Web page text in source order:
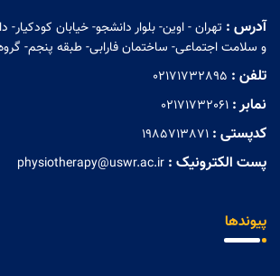
آدرس : تهران - اوین- بلوار دانشجو- خیابان
و سلامت اجتماعی- ساختمان فارابی- طبقه پنجم-
تلفن : 02171732895
نمابر : 02171732061
کدپستی : 1985713871
پست الکترونیک : physiotherapy@uswr.ac.ir
پیوندها